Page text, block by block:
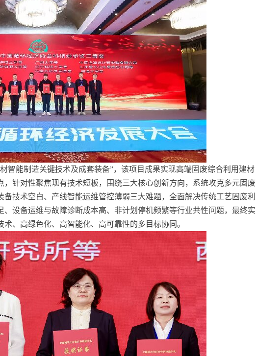
智能制造关键技术及成套装备”，该项目成果实现高端固废综合利用建材
针对性聚焦现有技术短板，围绕三大核心创新方向，系统攻克多元固废
技术空白、产线智能运维管控薄弱三大难题，全面解决传统工艺固废利
设备运维与故障诊断成本高、非计划停机频繁等行业共性问题，最终实
、高绿色化、高智能化、高可靠性的多目标协同。